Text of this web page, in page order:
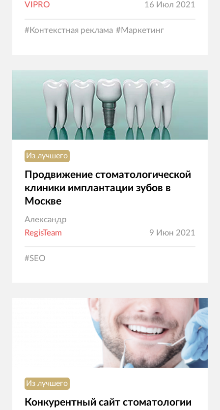
VIPRO
16 Июл 2021
#Контекстная реклама #Маркетинг
Из лучшего
Продвижение стоматологической
клиники имплантации зубов в
Москве
Александр
RegisTeam
9 Июн 2021
#SEO
Из лучшего
Конкурентный сайт стоматологии